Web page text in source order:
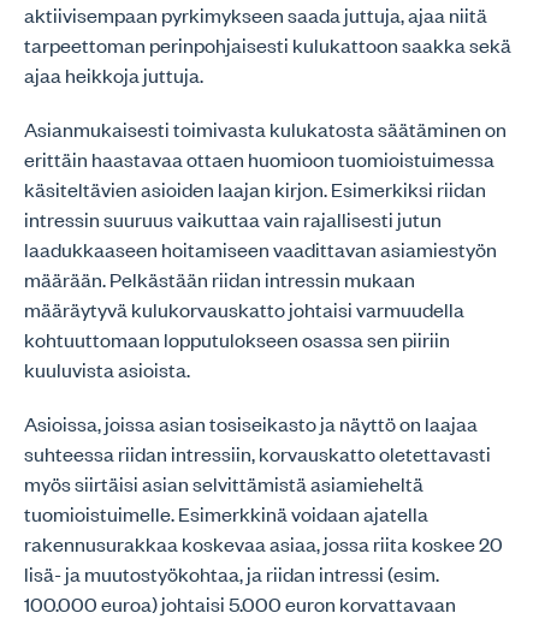
aktiivisempaan pyrkimykseen saada juttuja, ajaa niitä
tarpeettoman perinpohjaisesti kulukattoon saakka sekä
ajaa heikkoja juttuja.
Asianmukaisesti toimivasta kulukatosta säätäminen on
erittäin haastavaa ottaen huomioon tuomioistuimessa
käsiteltävien asioiden laajan kirjon. Esimerkiksi riidan
intressin suuruus vaikuttaa vain rajallisesti jutun
laadukkaaseen hoitamiseen vaadittavan asiamiestyön
määrään. Pelkästään riidan intressin mukaan
määräytyvä kulukorvauskatto johtaisi varmuudella
kohtuuttomaan lopputulokseen osassa sen piiriin
kuuluvista asioista.
Asioissa, joissa asian tosiseikasto ja näyttö on laajaa
suhteessa riidan intressiin, korvauskatto oletettavasti
myös siirtäisi asian selvittämistä asiamieheltä
tuomioistuimelle. Esimerkkinä voidaan ajatella
rakennusurakkaa koskevaa asiaa, jossa riita koskee 20
lisä- ja muutostyökohtaa, ja riidan intressi (esim.
100.000 euroa) johtaisi 5.000 euron korvattavaan